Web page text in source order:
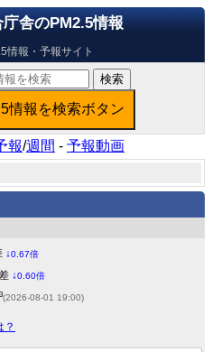
舎のPM2.5情報
情報・予報サイト
報/週間 - 予報動画
↓0.67倍
↓0.60倍
3(2026-08-01 19:00)
？